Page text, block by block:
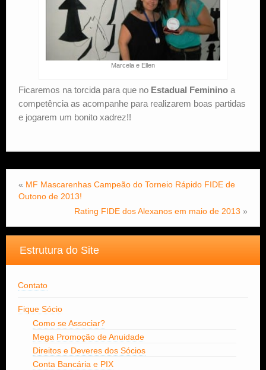
Marcela e Ellen
Ficaremos na torcida para que no Estadual Feminino a
competência as acompanhe para realizarem boas partidas
e jogarem um bonito xadrez!!
« MF Mascarenhas Campeão do Torneio Rápido FIDE de
Outono de 2013!
Rating FIDE dos Alexanos em maio de 2013 »
Estrutura do Site
Contato
Fique Sócio
Como se Associar?
Mega Promoção de Anuidade
Direitos e Deveres dos Sócios
Conta Bancária e PIX